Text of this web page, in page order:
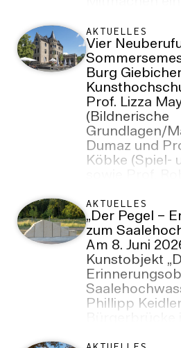
AKTUELLES
Vier
Burg
Prof. Lizza
(Bildnerische
Grundlagen/
Dumaz und
Köbke (Spiel-
wurden an der
AKTUELLES
„Der Pegel –
zum
Am 8. Juni
Kunstobjekt
Phillipp